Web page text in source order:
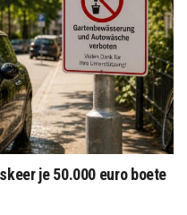
je 50.000 euro boete